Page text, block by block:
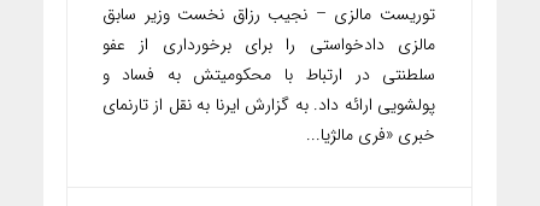
توریست مالزی – نجیب رزاق نخست وزیر سابق
مالزی دادخواستی را برای برخورداری از عفو
سلطنتی در ارتباط با محکومیتش به فساد و
پولشویی ارائه داد. به گزارش ایرنا به نقل از تارنمای
خبری «فری مالژیا...